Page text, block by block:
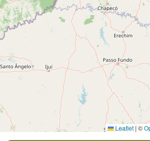
Leaflet | ©